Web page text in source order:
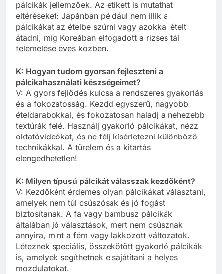
pálcikák jellemzőek. Az etikett is mutathat
eltéréseket: Japánban például nem illik a
pálcikákat az ételbe szúrni vagy azokkal ételt
átadni, míg Koreában elfogadott a rizses tál
felemelése evés közben.
K: Hogyan tudom gyorsan fejleszteni a
pálcikahasználati készségeimet?
V: A gyors fejlődés kulcsa a rendszeres gyakorlás
és a fokozatosság. Kezdd egyszerű, nagyobb
ételdarabokkal, és fokozatosan haladj a nehezebb
textúrák felé. Használj gyakorló pálcikákat, nézz
oktatóvideókat, és ne félj kísérletezni különböző
technikákkal. A türelem és a kitartás
elengedhetetlen!
K: Milyen típusú pálcikát válasszak kezdőként?
V: Kezdőként érdemes olyan pálcikákat választani,
amelyek nem túl csúszósak és jó fogást
biztosítanak. A fa vagy bambusz pálcikák
általában jó választások, mert nem csúsznak
annyira, mint a fém vagy lakkozott változatok.
Léteznek speciális, összekötött gyakorló pálcikák
is, amelyek segíthetnek elsajátítani a helyes
mozdulatokat.